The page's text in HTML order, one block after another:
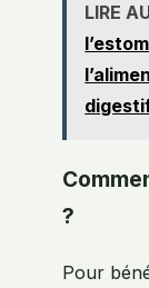
LIRE
?
Pour